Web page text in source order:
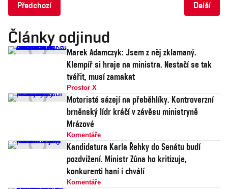
Předchozí Další
Články odjinud
Marek Adamczyk: Jsem z něj zklamaný.
Klempíř si hraje na ministra. Nestačí se tak
tvářit, musí zamakat
Prostor X
Motoristé sázejí na přeběhlíky. Kontroverzní
brněnský lídr kráčí v závěsu ministryně
Mrázové
Komentáře
Kandidatura Karla Řehky do Senátu budí
pozdvižení. Ministr Zůna ho kritizuje,
konkurenti haní i chválí
Komentáře